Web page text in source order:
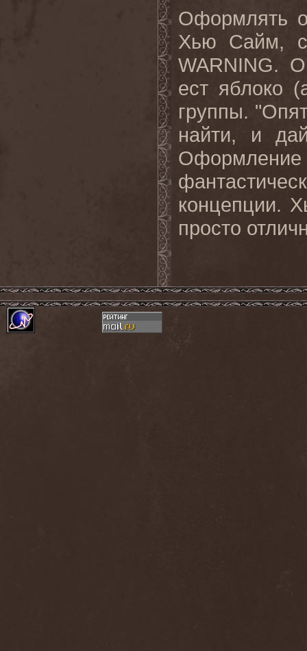
Оформлять
Хью
Сайм,
WARNING.
ест яблоко (
группы.
найти, и
концепции.
просто